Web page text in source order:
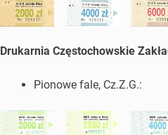
Drukarnia Częstochowskie
Pionowe fale, Cz.Z.G.: